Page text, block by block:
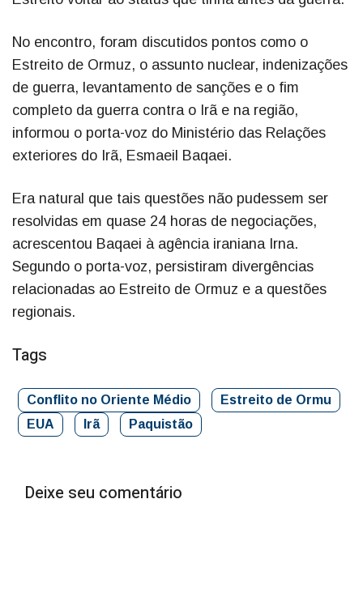
No encontro, foram discutidos pontos como o
Estreito de Ormuz, o assunto nuclear, indenizações
de guerra, levantamento de sanções e o fim
completo da guerra contra o Irã e na região,
informou o porta-voz do Ministério das Relações
exteriores do Irã, Esmaeil Baqaei.
Era natural que tais questões não pudessem ser
resolvidas em quase 24 horas de negociações,
acrescentou Baqaei à agência iraniana Irna.
Segundo o porta-voz, persistiram divergências
relacionadas ao Estreito de Ormuz e a questões
regionais.
Tags
Conflito no Oriente Médio
Estreito de Ormu
EUA
Irã Paquistão
Deixe seu comentário